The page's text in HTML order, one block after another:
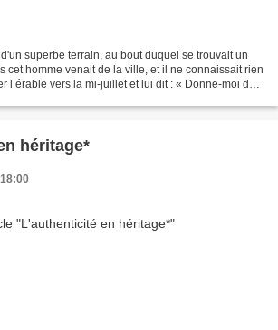
superbe terrain, au bout duquel se trouvait un
cet homme venait de la ville, et il ne connaissait rien
l’érable vers la mi-juillet et lui dit : « Donne-moi de
héritage*